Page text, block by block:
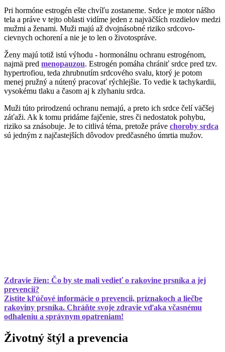
Pri hormóne estrogén ešte chvíľu zostaneme. Srdce je motor nášho
tela a práve v tejto oblasti vidíme jeden z najväčších rozdielov medzi
mužmi a ženami. Muži majú až dvojnásobné riziko srdcovo-
cievnych ochorení a nie je to len o životospráve.
Ženy majú totiž istú výhodu - hormonálnu ochranu estrogénom,
najmä pred menopauzou. Estrogén pomáha chrániť srdce pred tzv.
hypertrofiou, teda zhrubnutím srdcového svalu, ktorý je potom
menej pružný a nútený pracovať rýchlejšie. To vedie k tachykardii,
vysokému tlaku a časom aj k zlyhaniu srdca.
Muži túto prirodzenú ochranu nemajú, a preto ich srdce čelí väčšej
záťaži. Ak k tomu pridáme fajčenie, stres či nedostatok pohybu,
riziko sa znásobuje. Je to citlivá téma, pretože práve choroby srdca
sú jedným z najčastejších dôvodov predčasného úmrtia mužov.
Zdravie žien: Čo by ste mali vedieť o rakovine prsníka a jej
prevencii?
Zistite kľúčové informácie o prevencii, príznakoch a liečbe
rakoviny prsníka. Chráňte svoje zdravie vďaka včasnému
odhaleniu a správnym opatreniam!
Životný štýl a prevencia